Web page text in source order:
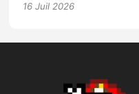
16 Juil 2026